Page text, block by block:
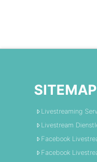
SITEMAP
Livestreaming
Livestream
Facebook
Facebook